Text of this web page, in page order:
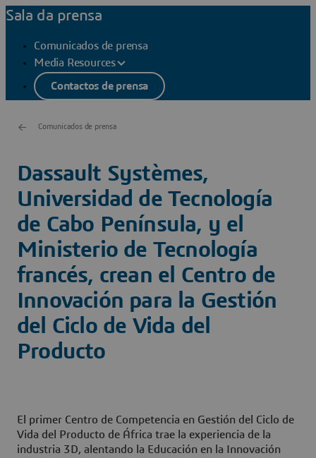
Sala da prensa
Comunicados de prensa
Media Resources
Contactos de prensa
Comunicados de prensa
Dassault Systèmes,
Universidad de Tecnología
de Cabo Península, y el
Ministerio de Tecnología
francés, crean el Centro de
Innovación para la Gestión
del Ciclo de Vida del
Producto
El primer Centro de Competencia en Gestión del Ciclo de
Vida del Producto de África trae la experiencia de la
industria 3D, alentando la Educación en la Innovación